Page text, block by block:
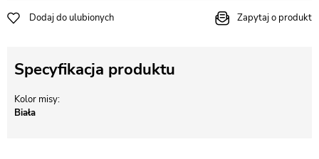
Dodaj do ulubionych Zapytaj o produkt
Specyfikacja produktu
Kolor misy
Biała